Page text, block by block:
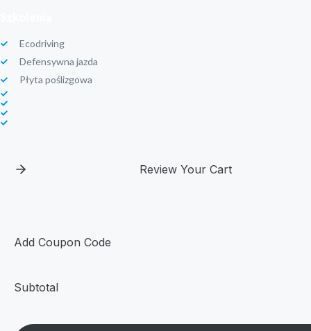
Ecodriving
Defensywna jazda
Płyta poślizgowa
Review Your Cart
Add Coupon Code
Subtotal